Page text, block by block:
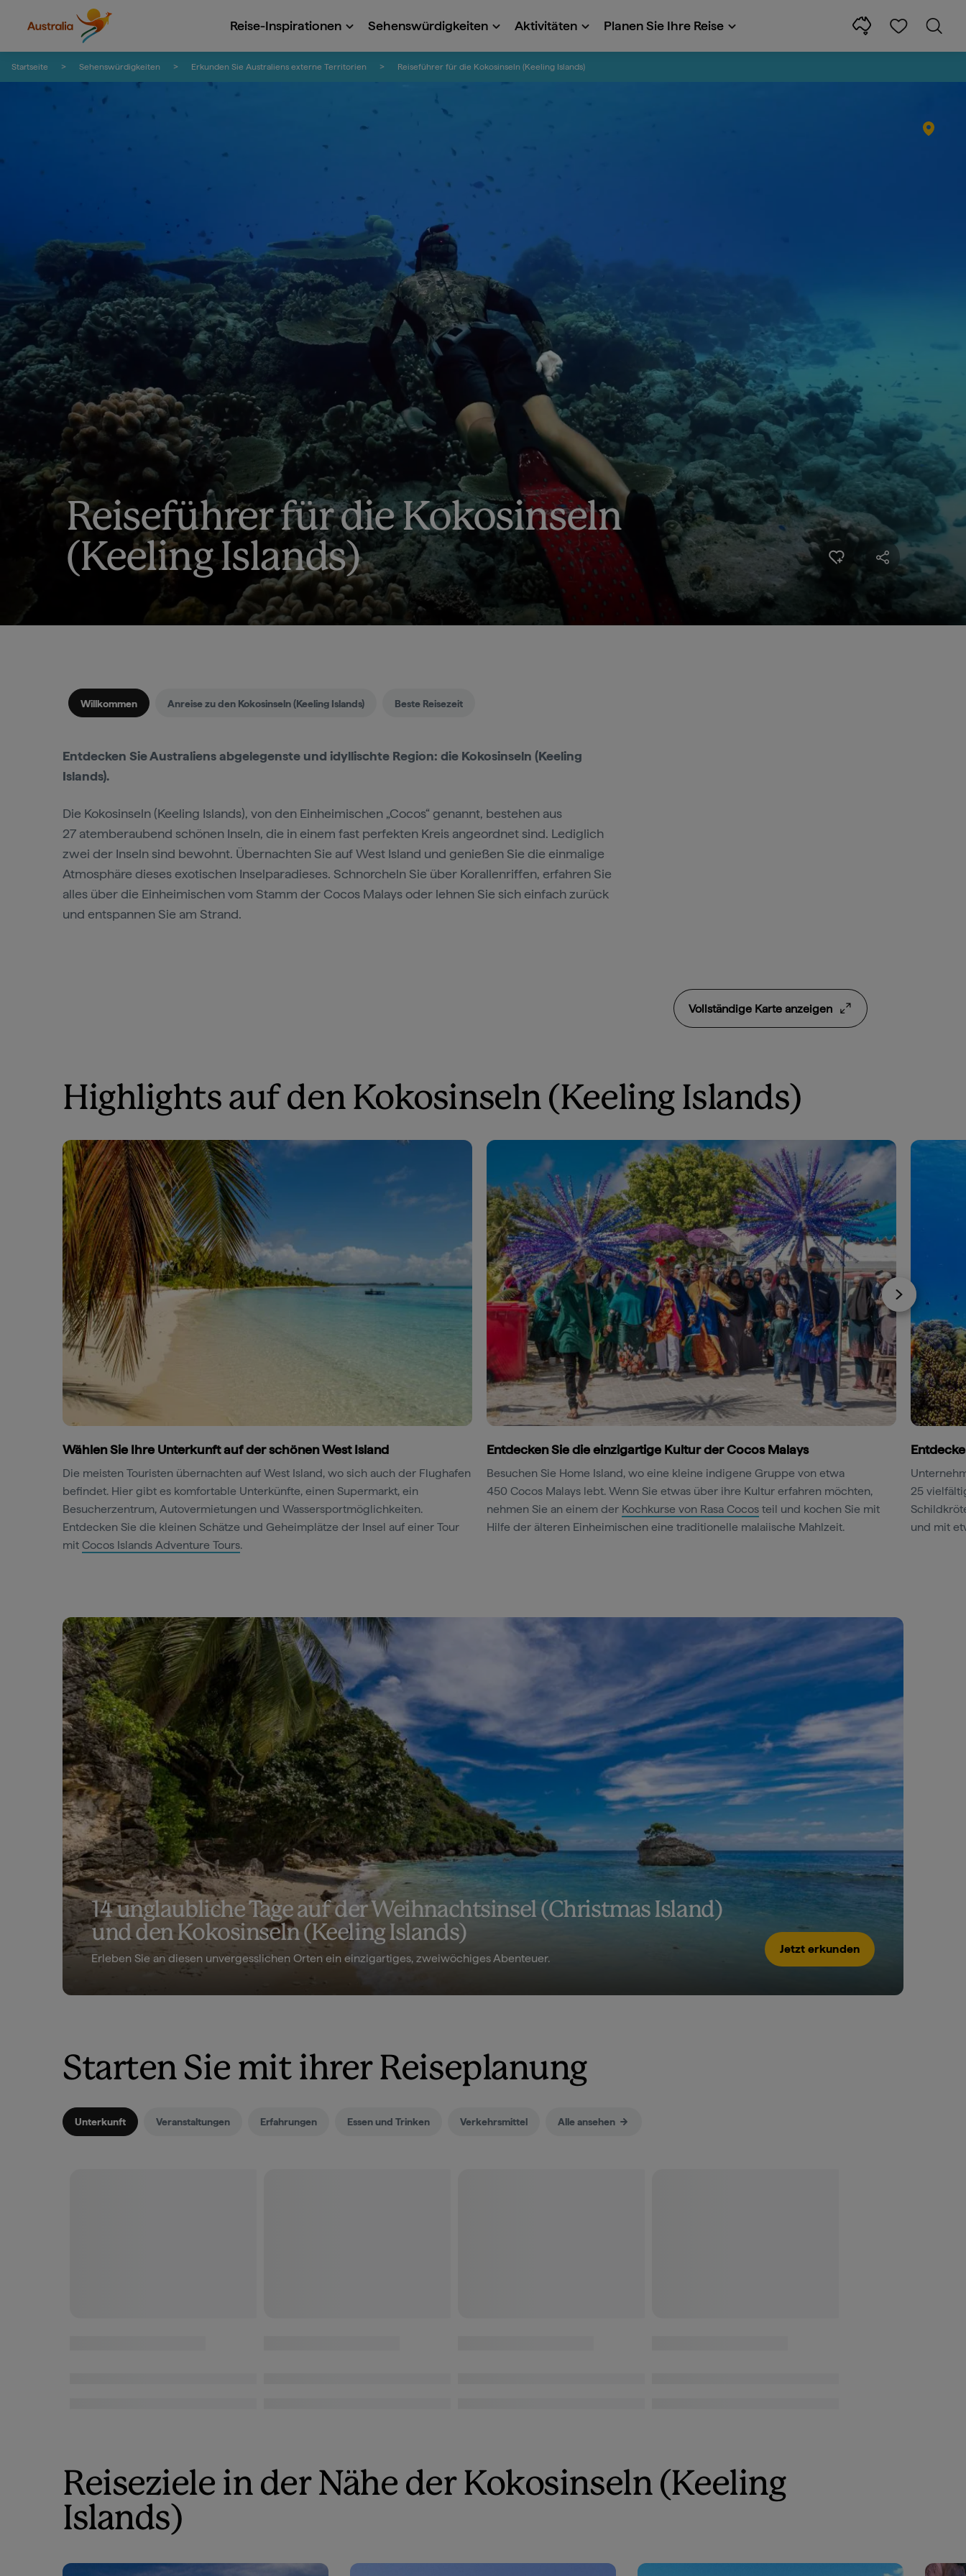
Reise-Inspirationen Sehenswürdigkeiten Aktivitäten Planen Sie Ihre Reise
Startseite Sehenswürdigkeiten Erkunden Sie Australiens externe Territorien Reiseführer für die Kokosinseln (Keeling Islands)
Reiseführer für die Kokosinseln
(Keeling Islands)
Willkommen Anreise zu den Kokosinseln (Keeling Islands) Beste Reisezeit
Entdecken Sie Australiens abgelegenste und idyllischte Region: die Kokosinseln (Keeling
Islands).
Die Kokosinseln (Keeling Islands), von den Einheimischen „Cocos“ genannt, bestehen aus
27 atemberaubend schönen Inseln, die in einem fast perfekten Kreis angeordnet sind. Lediglich
zwei der Inseln sind bewohnt. Übernachten Sie auf West Island und genießen Sie die einmalige
Atmosphäre dieses exotischen Inselparadieses. Schnorcheln Sie über Korallenriffen, erfahren Sie
alles über die Einheimischen vom Stamm der Cocos Malays oder lehnen Sie sich einfach zurück
und entspannen Sie am Strand.
Vollständige Karte anzeigen
Highlights auf den Kokosinseln (Keeling Islands)
Wählen Sie Ihre Unterkunft auf der schönen West Island
Die meisten Touristen übernachten auf West Island, wo sich auch der Flughafen
befindet. Hier gibt es komfortable Unterkünfte, einen Supermarkt, ein
Besucherzentrum, Autovermietungen und Wassersportmöglichkeiten.
Entdecken Sie die kleinen Schätze und Geheimplätze der Insel auf einer Tour
mit Cocos Islands Adventure Tours.
Entdecken Sie die einzigartige Kultur der Cocos Malays
Besuchen Sie Home Island, wo eine kleine indigene Gruppe von etwa
450 Cocos Malays lebt. Wenn Sie etwas über ihre Kultur erfahren möchten,
nehmen Sie an einem der Kochkurse von Rasa Cocos teil und kochen Sie mit
Hilfe der älteren Einheimischen eine traditionelle malaiische Mahlzeit.
25
und mit
14 unglaubliche Tage auf der Weihnachtsinsel (Christmas Island)
und den Kokosinseln (Keeling Islands)
Erleben Sie an diesen unvergesslichen Orten ein einzigartiges, zweiwöchiges Abenteuer.
Jetzt erkunden
Starten Sie mit ihrer Reiseplanung
Unterkunft Veranstaltungen Erfahrungen Essen und Trinken Verkehrsmittel Alle ansehen
Reiseziele in der Nähe der Kokosinseln (Keeling
Islands)